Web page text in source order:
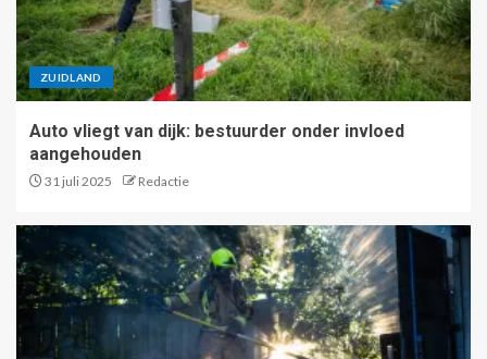
ZUIDLAND
Auto vliegt van dijk: bestuurder onder invloed
aangehouden
31 juli 2025 Redactie